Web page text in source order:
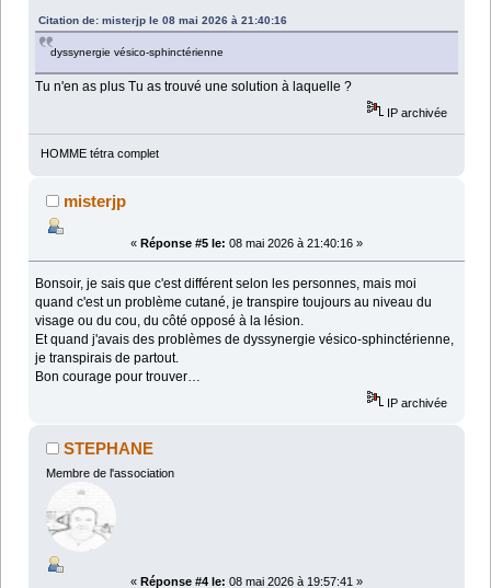
Citation de: misterjp le 08 mai 2026 à 21:40:16
dyssynergie vésico-sphinctérienne
Tu n'en as plus Tu as trouvé une solution à laquelle ?
IP archivée
HOMME tétra complet
misterjp
« Réponse #5 le: 08 mai 2026 à 21:40:16 »
Bonsoir, je sais que c'est différent selon les personnes, mais moi
quand c'est un problème cutané, je transpire toujours au niveau du
visage ou du cou, du côté opposé à la lésion.
Et quand j'avais des problèmes de dyssynergie vésico-sphinctérienne,
je transpirais de partout.
Bon courage pour trouver…
IP archivée
STEPHANE
Membre de l'association
« Réponse #4 le: 08 mai 2026 à 19:57:41 »